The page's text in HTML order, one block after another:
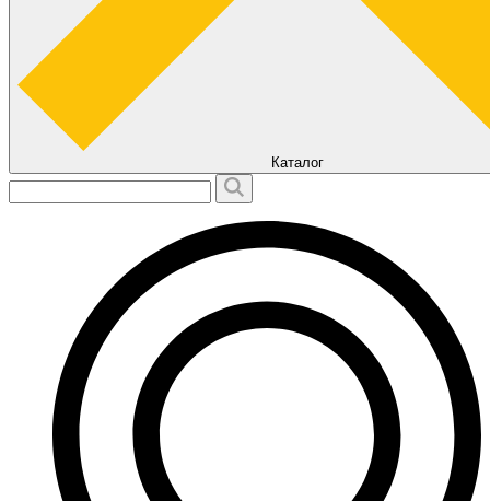
Каталог